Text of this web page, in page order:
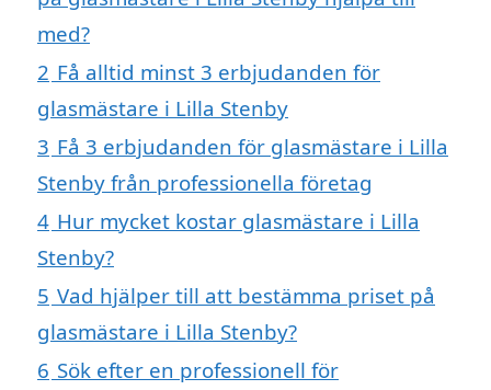
med?
2 Få alltid minst 3 erbjudanden för
glasmästare i Lilla Stenby
3 Få 3 erbjudanden för glasmästare i Lilla
Stenby från professionella företag
4 Hur mycket kostar glasmästare i Lilla
Stenby?
5 Vad hjälper till att bestämma priset på
glasmästare i Lilla Stenby?
6 Sök efter en professionell för